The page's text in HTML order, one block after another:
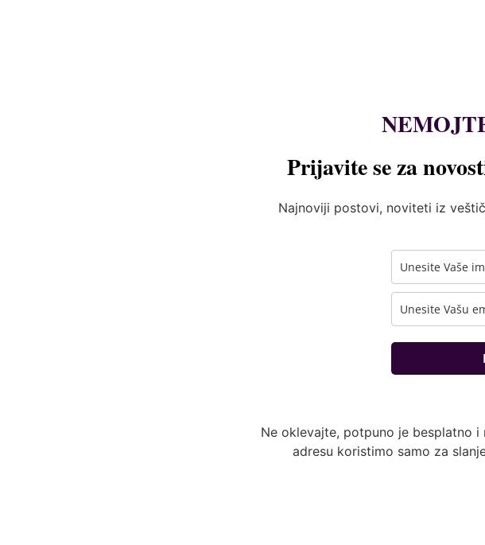
Prijavite se za
Najnoviji postovi, noviteti iz
Ne oklevajte, potpuno je besplatno
adresu koristimo samo za